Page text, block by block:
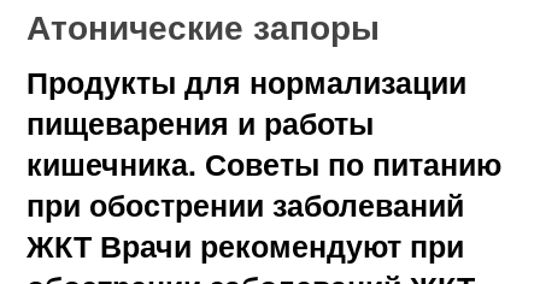
Атонические запоры
Продукты для нормализации
пищеварения и работы
кишечника. Советы по питанию
при обострении заболеваний
ЖКТ Врачи рекомендуют при